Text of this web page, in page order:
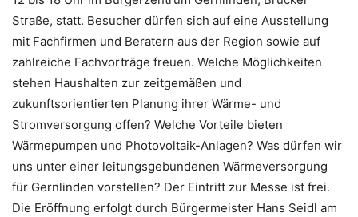
Straße, statt. Besucher dürfen sich auf eine Ausstellung
mit Fachfirmen und Beratern aus der Region sowie auf
zahlreiche Fachvorträge freuen. Welche Möglichkeiten
stehen Haushalten zur zeitgemäßen und
zukunftsorientierten Planung ihrer Wärme- und
Stromversorgung offen? Welche Vorteile bieten
Wärmepumpen und Photovoltaik-Anlagen? Was dürfen wir
uns unter einer leitungsgebundenen Wärmeversorgung
für Gernlinden vorstellen? Der Eintritt zur Messe ist frei.
Die Eröffnung erfolgt durch Bürgermeister Hans Seidl am